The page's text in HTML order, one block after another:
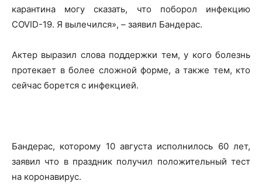
карантина могу сказать, что поборол инфекцию
COVID-19. Я вылечился», – заявил Бандерас.
Актер выразил слова поддержки тем, у кого болезнь
протекает в более сложной форме, а также тем, кто
сейчас борется с инфекцией.
Бандерас, которому 10 августа исполнилось 60 лет,
заявил что в праздник получил положительный тест
на коронавирус.